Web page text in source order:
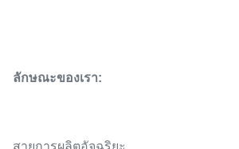
ลักษณะของเรา:
สายการผลิตอัจฉริยะ